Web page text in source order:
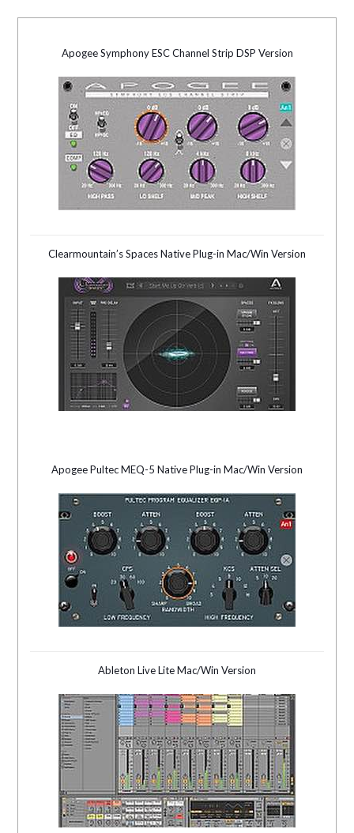
Apogee Symphony ESC Channel Strip DSP Version
Clearmountain’s Spaces Native Plug-in Mac/Win Version
Apogee Pultec MEQ-5 Native Plug-in Mac/Win Version
Ableton Live Lite Mac/Win Version